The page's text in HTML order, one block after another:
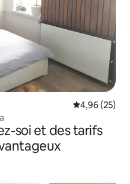
Évaluation
4,96 (25)
soi et des tarifs